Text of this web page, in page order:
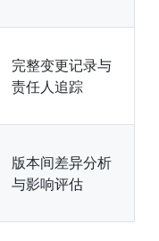
完整变更记录与
责任人追踪
版本间差异分析
与影响评估